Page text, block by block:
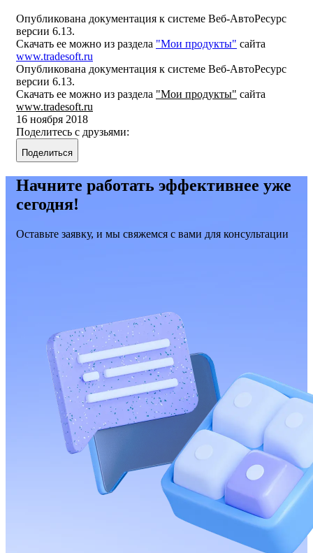
Опубликована документация к системе Веб-АвтоРесурс
версии 6.13.
Скачать ее можно из раздела "Мои продукты" сайта
www.tradesoft.ru
Опубликована документация к системе Веб-АвтоРесурс
версии 6.13.
Скачать ее можно из раздела "Мои продукты" сайта
www.tradesoft.ru
16 ноября 2018
Поделитесь с друзьями:
Поделиться
Начните работать эффективнее уже
сегодня!
Оставьте заявку, и мы свяжемся с вами для консультации